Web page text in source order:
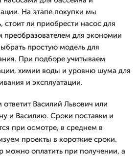
На этапе покупки мы
стоит ли приобрести насос для
преобразователем для экономии
простую модель для
При подборе учитываем
химии воды и уровню шума для
и эксплуатации.
Василий Львович или
и Василию. Сроки поставки и
при осмотре, в среднем в
проекты в короткие сроки.
можно оплатить при получении, а